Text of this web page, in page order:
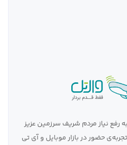
نیاز مردم شریف سرزمین عزیز
حضور در بازار موبایل و آی تی